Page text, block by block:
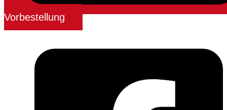
Vorbestellung